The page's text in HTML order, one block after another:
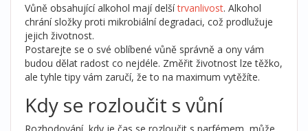
Vůně obsahující alkohol mají delšítrvanlivost. Alkohol
chrání složky proti mikrobiální degradaci, což prodlužuje
jejich životnost.
Postarejte se o své oblíbené vůně správně a ony vám
budou dělat radost co nejdéle. Změřit životnost lze těžko,
ale tyhle tipy vám zaručí, že to na maximum vytěžíte.
Kdy se rozloučit s vůní
Rozhodování, kdy je čas se rozloučit s parfémem, může